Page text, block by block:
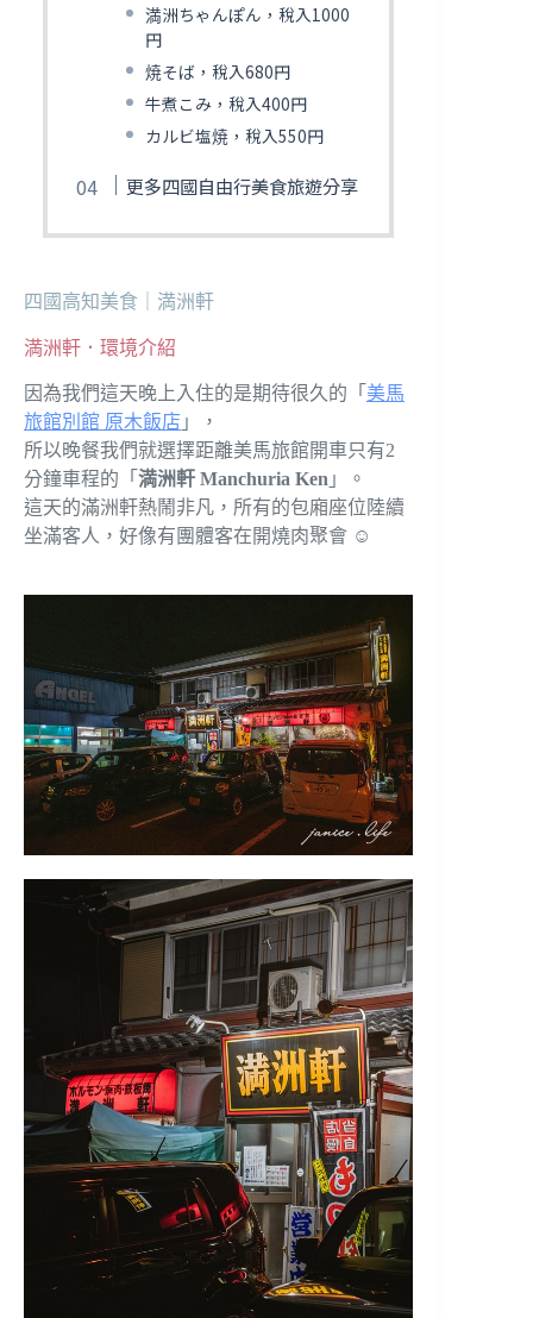
満洲ちゃんぽん，稅入1000
円
焼そば，稅入680円
牛煮こみ，稅入400円
カルビ塩焼，稅入550円
更多四國自由行美食旅遊分享
四國高知美食｜満洲軒
満洲軒．環境介紹
因為我們這天晚上入住的是期待很久的「 美馬
旅館別館 原木飯店 」，
所以晚餐我們就選擇距離美馬旅館開車只有2
分鐘車程的「 満洲軒 Manchuria Ken 」。
這天的滿洲軒熱鬧非凡，所有的包廂座位陸續
坐滿客人，好像有團體客在開燒肉聚會 ☺️